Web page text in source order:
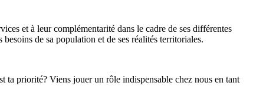
et à leur complémentarité dans le cadre de ses différentes
de sa population et de ses réalités territoriales.
ta priorité? Viens jouer un rôle indispensable chez nous en tant